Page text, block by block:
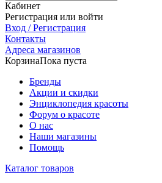
Кабинет
Регистрация или войти
Вход / Регистрация
Контакты
Адреса магазинов
КорзинаПока пуста
Бренды
Акции и скидки
Энциклопедия красоты
Форум о красоте
О нас
Наши магазины
Помощь
Каталог товаров